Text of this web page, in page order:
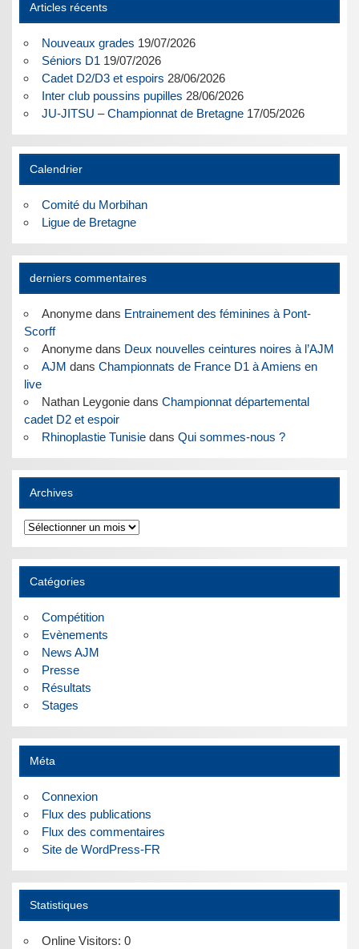
Articles récents
Nouveaux grades 19/07/2026
Séniors D1 19/07/2026
Cadet D2/D3 et espoirs 28/06/2026
Inter club poussins pupilles 28/06/2026
JU-JITSU – Championnat de Bretagne 17/05/2026
Calendrier
Comité du Morbihan
Ligue de Bretagne
derniers commentaires
Anonymedans Entrainement des féminines à Pont-
Scorff
Anonymedans Deux nouvelles ceintures noires à l’AJM
AJM dans Championnats de France D1 à Amiens en
live
Nathan Leygoniedans Championnat départemental
cadet D2 et espoir
Rhinoplastie Tunisiedans Qui sommes-nous ?
Archives
Archives
Catégories
Compétition
Evènements
News AJM
Presse
Résultats
Stages
Méta
Connexion
Flux des publications
Flux des commentaires
Site de WordPress-FR
Statistiques
Online Visitors: 0